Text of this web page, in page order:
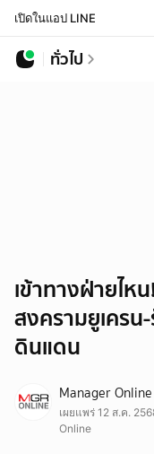
เปิดในแอป LINE
ทั่วไป
เข้าทางฝ่ายไห
สงครามยูเคร
ดินแดน
Manager Online
เผยแพร่ 12 ส.ค.
Online